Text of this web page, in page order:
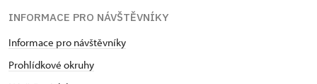
INFORMACE PRO NÁVŠTĚVNÍKY
Informace pro návštěvníky
Prohlídkové okruhy